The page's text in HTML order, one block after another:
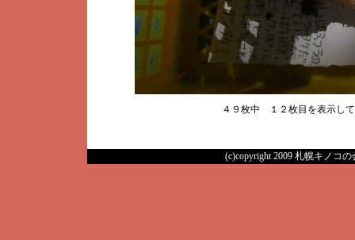
４９枚中 １２枚目を表示し
(c)copyright 2009 札幌キノコ